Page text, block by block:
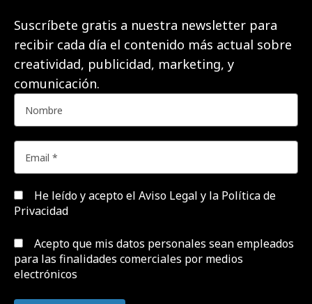
Suscríbete gratis a nuestra newsletter para
recibir cada día el contenido más actual sobre
creatividad, publicidad, marketing, y
comunicación.
He leído y acepto el Aviso Legal y la Política de
Privacidad
Acepto que mis datos personales sean empleados
para las finalidades comerciales por medios
electrónicos